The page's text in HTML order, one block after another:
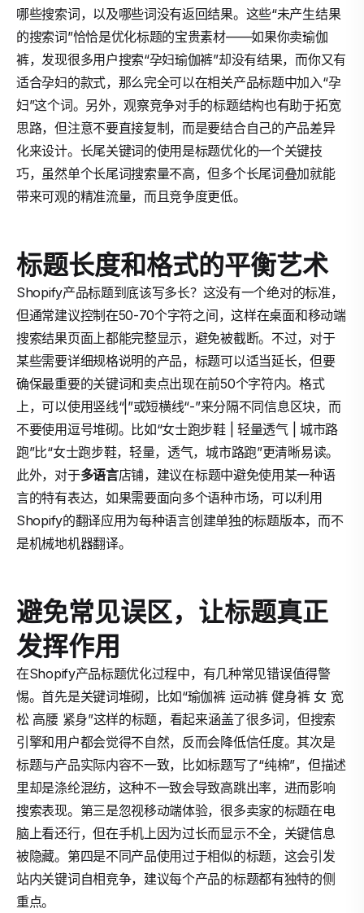
哪些搜索词，以及哪些词没有返回结果。这些“未产生结果
的搜索词”恰恰是优化标题的宝贵素材——如果你卖瑜伽
裤，发现很多用户搜索“孕妇瑜伽裤”却没有结果，而你又有
适合孕妇的款式，那么完全可以在相关产品标题中加入“孕
妇”这个词。另外，观察竞争对手的标题结构也有助于拓宽
思路，但注意不要直接复制，而是要结合自己的产品差异
化来设计。长尾关键词的使用是标题优化的一个关键技
巧，虽然单个长尾词搜索量不高，但多个长尾词叠加就能
带来可观的精准流量，而且竞争度更低。
标题长度和格式的平衡艺术
Shopify产品标题到底该写多长？这没有一个绝对的标准，
但通常建议控制在50-70个字符之间，这样在桌面和移动端
搜索结果页面上都能完整显示，避免被截断。不过，对于
某些需要详细规格说明的产品，标题可以适当延长，但要
确保最重要的关键词和卖点出现在前50个字符内。格式
上，可以使用竖线“|”或短横线“-”来分隔不同信息区块，而
不要使用逗号堆砌。比如“女士跑步鞋 | 轻量透气 | 城市路
跑”比“女士跑步鞋，轻量，透气，城市路跑”更清晰易读。
此外，对于多语言店铺，建议在标题中避免使用某一种语
言的特有表达，如果需要面向多个语种市场，可以利用
Shopify的翻译应用为每种语言创建单独的标题版本，而不
是机械地机器翻译。
避免常见误区，让标题真正
发挥作用
在Shopify产品标题优化过程中，有几种常见错误值得警
惕。首先是关键词堆砌，比如“瑜伽裤 运动裤 健身裤 女 宽
松 高腰 紧身”这样的标题，看起来涵盖了很多词，但搜索
引擎和用户都会觉得不自然，反而会降低信任度。其次是
标题与产品实际内容不一致，比如标题写了“纯棉”，但描述
里却是涤纶混纺，这种不一致会导致高跳出率，进而影响
搜索表现。第三是忽视移动端体验，很多卖家的标题在电
脑上看还行，但在手机上因为过长而显示不全，关键信息
被隐藏。第四是不同产品使用过于相似的标题，这会引发
站内关键词自相竞争，建议每个产品的标题都有独特的侧
重点。